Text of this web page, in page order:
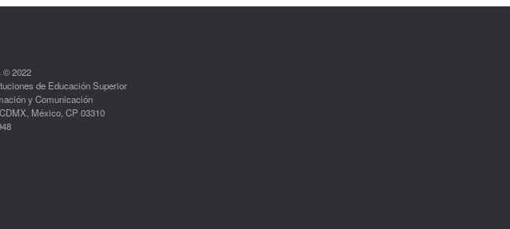
© 2022
de Educación Superior
y Comunicación
México, CP 03310